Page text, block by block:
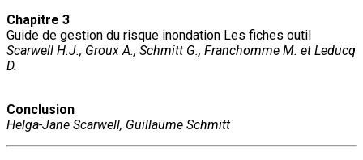
Chapitre 3
Guide de gestion du risque inondation Les fiches outil
Scarwell H.J., Groux A., Schmitt G., Franchomme M. et Leducq
D.
Conclusion
Helga-Jane Scarwell, Guillaume Schmitt